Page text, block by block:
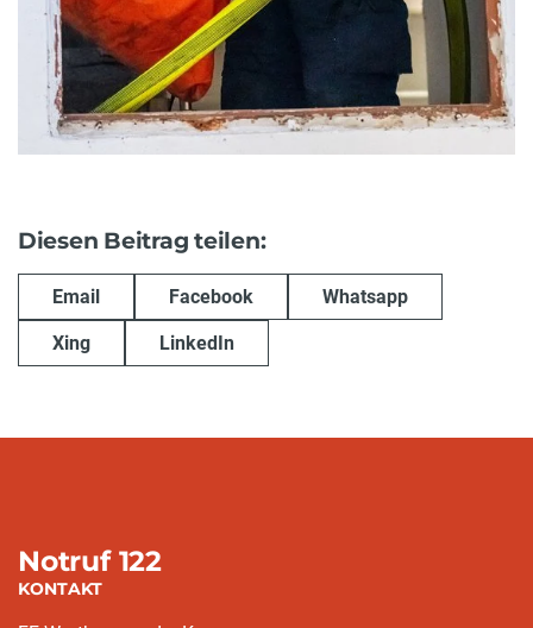
Diesen Beitrag teilen:
Email Facebook Whatsapp
Xing LinkedIn
Notruf 122
KONTAKT